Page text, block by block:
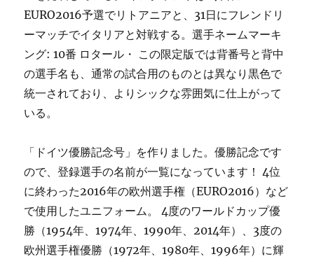
EURO2016予選でリトアニアと、31日にフレンドリ
ーマッチでイタリアと対戦する。選手ネームマーキ
ング: 10番 ロタール・ この限定版では背番号と背中
の選手名も、通常の試合用のものとは異なり黒色で
統一されており、よりシックな雰囲気に仕上がって
いる。
「ドイツ優勝記念号」を作りました。優勝記念です
ので、登録選手の名前が一覧になっています！ 4位
に終わった2016年の欧州選手権（EURO2016）など
で使用したユニフォーム。 4度のワールドカップ優
勝（1954年、1974年、1990年、2014年）、3度の
欧州選手権優勝（1972年、1980年、1996年）に輝